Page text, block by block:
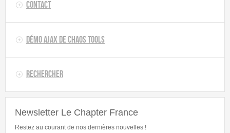
Contact
Démo AJAX de Chaos Tools
Rechercher
Newsletter Le Chapter France
Restez au courant de nos dernières nouvelles !